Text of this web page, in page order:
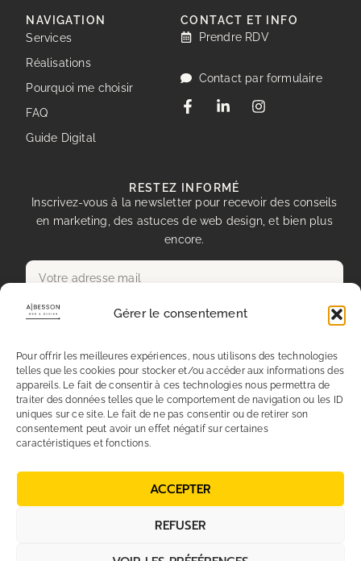
Gérer le consentement
Pour offrir les meilleures expériences, nous utilisons des technologies
telles que les cookies pour stocker et/ou accéder aux informations des
appareils. Le fait de consentir à ces technologies nous permettra de
traiter des données telles que le comportement de navigation ou les ID
uniques sur ce site. Le fait de ne pas consentir ou de retirer son
consentement peut avoir un effet négatif sur certaines
caractéristiques et fonctions.
ACCEPTER
REFUSER
NAVIGATION
Services
Réalisations
Pourquoi me choisir
FAQ
Guide Digital
CONTACT ET INFO
Prendre RDV
Contact par formulaire
RESTEZ INFORMÉ
Inscrivez-vous à la newsletter pour recevoir des conseils
en marketing, des astuces de web design, et bien plus
encore.
Mentions légales
Politique de Confidentialité
Politique de gestion des cookies